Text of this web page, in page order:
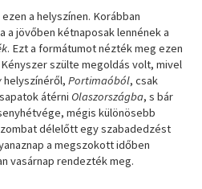
a helyszínen. Korábban
a jövőben kétnaposak lennének a
. Ezt a formátumot nézték meg ezen
szülte megoldás volt, mivel
helyszínéről,Portimaóból, csak
átérni Olaszországba, s bár
mégis különösebb
délelőtt egy szabadedzést
a megszokott időben
vasárnap rendezték meg.